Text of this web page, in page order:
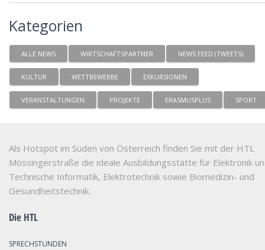
Kategorien
ALLE NEWS WIRTSCHAFTSPARTNER NEWS FEED (TWEETS)
KULTUR WETTBEWERBE EXKURSIONEN
VERANSTALTUNGEN PROJEKTE ERASMUSPLUS SPORT
Als Hotspot im Süden von Österreich finden Sie mit der HTL
Mössingerstraße die ideale Ausbildungsstätte für Elektronik
Technische Informatik, Elektrotechnik sowie Biomedizin- und
Gesundheitstechnik.
Die HTL
SPRECHSTUNDEN